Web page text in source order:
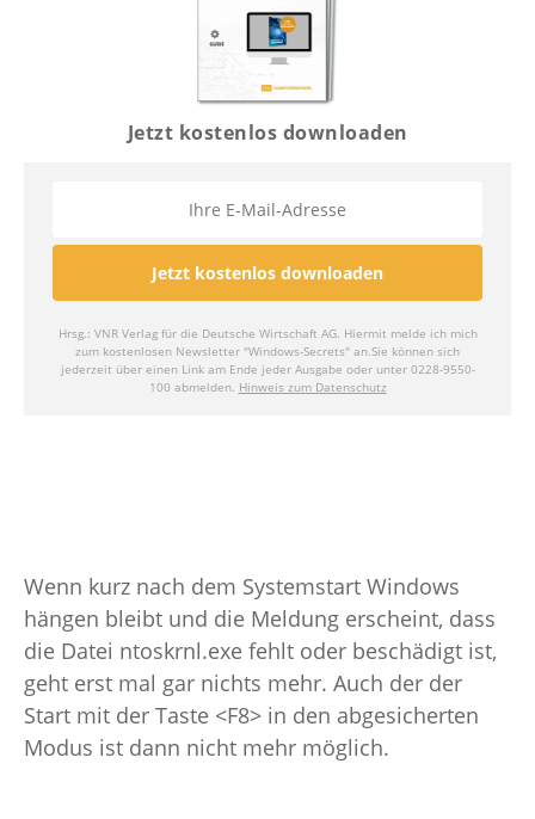
Wenn kurz nach dem Systemstart Windows
hängen bleibt und die Meldung erscheint, dass
die Datei ntoskrnl.exe fehlt oder beschädigt ist,
geht erst mal gar nichts mehr. Auch der der
Start mit der Taste <F8> in den abgesicherten
Modus ist dann nicht mehr möglich.